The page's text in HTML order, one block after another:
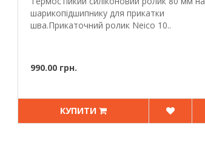
шарикопідшипнику для прикатки
шва.Прикаточний ролик Neico 10..
990.00 грн.
КУПИТИ